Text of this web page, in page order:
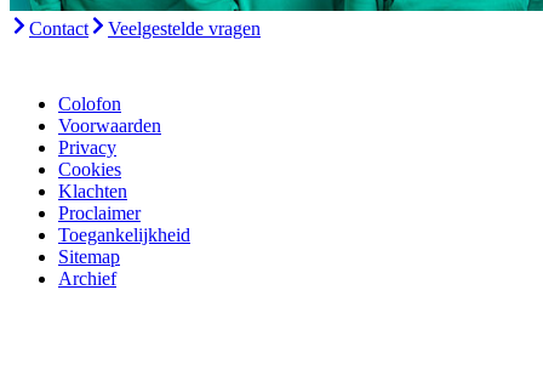
Contact Veelgestelde vragen
Colofon
Voorwaarden
Privacy
Cookies
Klachten
Proclaimer
Toegankelijkheid
Sitemap
Archief